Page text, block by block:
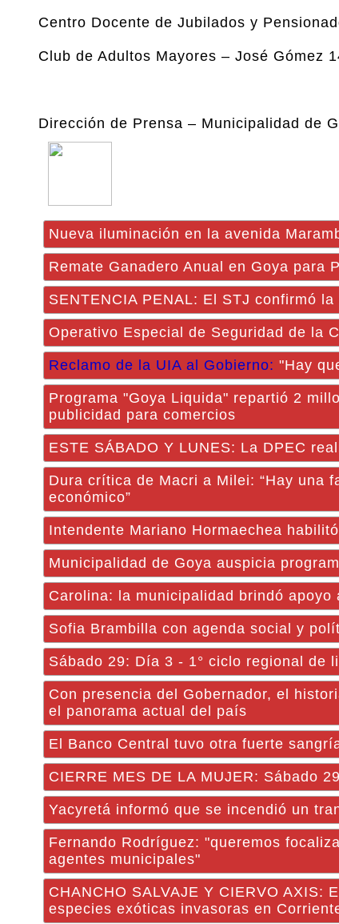
Centro Docente de Jubilados y
Club de Adultos Mayores – José Gómez
Dirección de Prensa – Municipalidad de
Nueva iluminación en la avenida
Remate Ganadero Anual en Goya para
SENTENCIA PENAL: El STJ confirmó
Operativo Especial de Seguridad de la
Reclamo de la UIA al Gobierno: "Hay
Programa "Goya Liquida" repartió 2
publicidad para comercios
ESTE SÁBADO Y LUNES: La DPEC
Dura crítica de Macri a Milei: “Hay una
económico”
Intendente Mariano Hormaechea
Municipalidad de Goya auspicia
Carolina: la municipalidad brindó
Sofia Brambilla con agenda social y
Sábado 29: Día 3 - 1° ciclo regional de
Con presencia del Gobernador, el
el panorama actual del país
El Banco Central tuvo otra fuerte
CIERRE MES DE LA MUJER: Sábado
Yacyretá informó que se incendió un
Fernando Rodríguez: "queremos
agentes municipales"
CHANCHO SALVAJE Y CIERVO
especies exóticas invasoras en